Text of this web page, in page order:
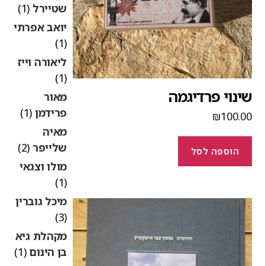
פרדיגמה
₪
הוספה לסל
שטיירל(1)
יואב אפרתי
(1)
ליאורה וייז
(1)
מאור
פרידמן(1)
מאיה
שלייפר(2)
מולו וצגאי
מיכל גוברין
מקהלת גיא
בן הינום(1)